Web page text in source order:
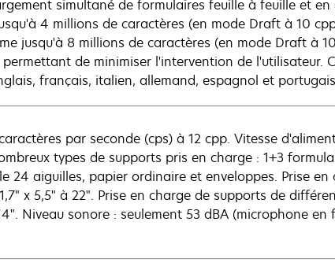
simultané de formulaires feuille à feuille et en
4 millions de caractères (en mode Draft à 10
jusqu'à 8 millions de caractères (en mode Draft à
de minimiser l'intervention de l'utilisateur.
français, italien, allemand, espagnol et
par seconde (cps) à 12 cpp. Vitesse
types de supports pris en charge : 1+3
24 aiguilles, papier ordinaire et enveloppes. Prise en
x 5,5" à 22". Prise en charge de supports de
Niveau sonore : seulement 53 dBA (microphone en